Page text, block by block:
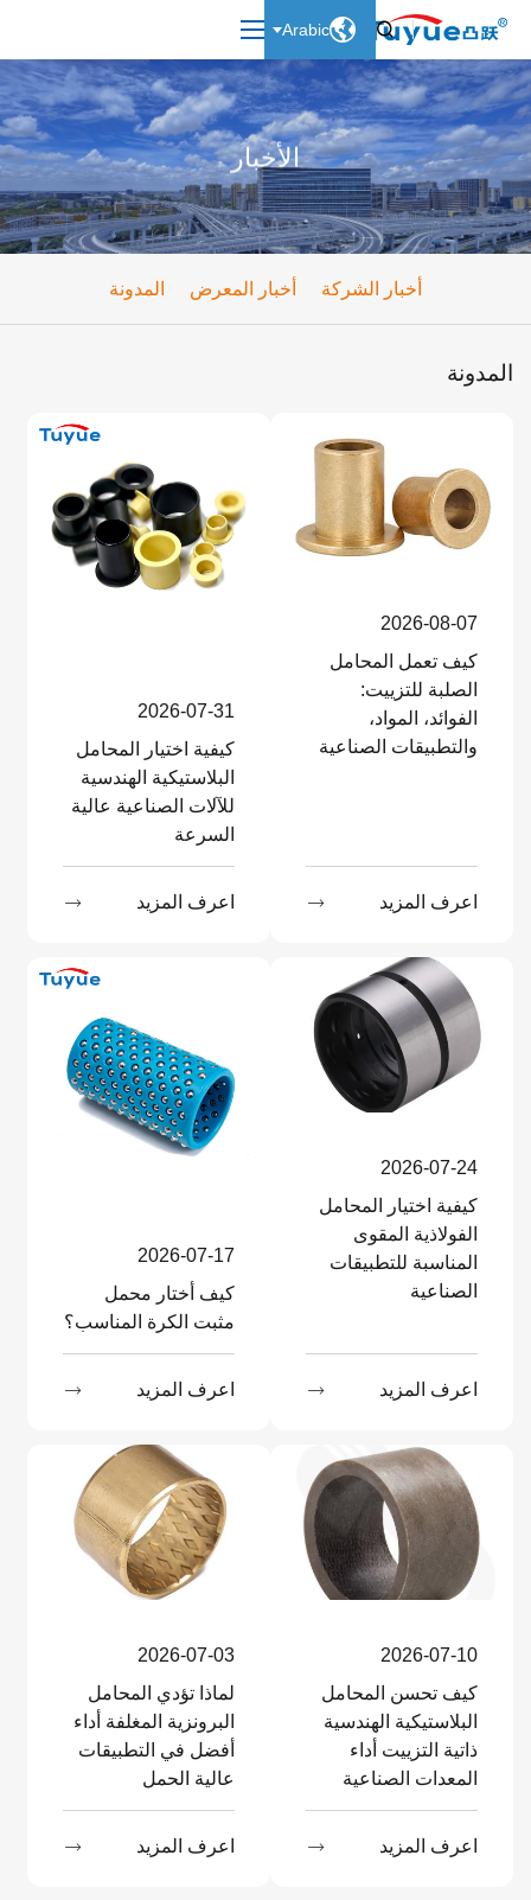


Arabic
الأخبار
أخبار الشركة أخبار المعرض المدونة
المدونة
2026-08-07
كيف تعمل المحامل
الصلبة للتزييت:
الفوائد، المواد،
والتطبيقات الصناعية
اعرف المزيد 
2026-07-31
كيفية اختيار المحامل
البلاستيكية الهندسية
للآلات الصناعية عالية
السرعة
اعرف المزيد 
2026-07-24
كيفية اختيار المحامل
الفولاذية المقوى
المناسبة للتطبيقات
الصناعية
اعرف المزيد 
2026-07-17
كيف أختار محمل
مثبت الكرة المناسب؟
اعرف المزيد 
2026-07-10
كيف تحسن المحامل
البلاستيكية الهندسية
ذاتية التزييت أداء
المعدات الصناعية
اعرف المزيد 
2026-07-03
لماذا تؤدي المحامل
البرونزية المغلفة أداء
أفضل في التطبيقات
عالية الحمل
اعرف المزيد 